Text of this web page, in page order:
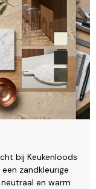
bij Keukenloods
zandkleurige
en warm